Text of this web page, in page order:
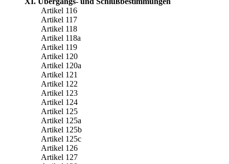
Artikel 116
Artikel 117
Artikel 118
Artikel 118a
Artikel 119
Artikel 120
Artikel 120a
Artikel 121
Artikel 122
Artikel 123
Artikel 124
Artikel 125
Artikel 125a
Artikel 125b
Artikel 125c
Artikel 126
Artikel 127